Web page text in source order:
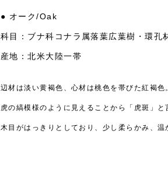
● オーク/Oak
科目：ブナ科コナラ属落葉広葉樹・環孔
産地：北米大陸一帯
辺材は淡い黄褐色、心材は桃色を帯びた紅褐色
虎の縞模様のように見えることから「虎斑」と
木目がはっきりとしており、少し柔らかみ、温